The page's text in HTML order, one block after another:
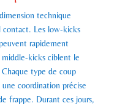
technique
Les low-kicks
rapidement
kicks ciblent le
type de coup
coordination précise
frappe. Durant ces jours,